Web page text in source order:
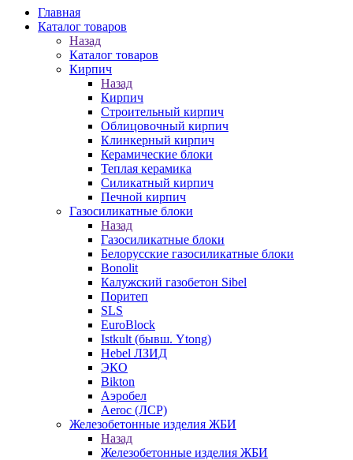
Главная
Каталог товаров
Назад
Каталог товаров
Кирпич
Назад
Кирпич
Строительный кирпич
Облицовочный кирпич
Клинкерный кирпич
Керамические блоки
Теплая керамика
Силикатный кирпич
Печной кирпич
Газосиликатные блоки
Назад
Газосиликатные блоки
Белорусские газосиликатные блоки
Bonolit
Калужский газобетон Sibel
Поритеп
SLS
EuroBlock
Istkult (бывш. Ytong)
Hebel ЛЗИД
ЭКО
Bikton
Аэробел
Aeroc (ЛСР)
Железобетонные изделия ЖБИ
Назад
Железобетонные изделия ЖБИ